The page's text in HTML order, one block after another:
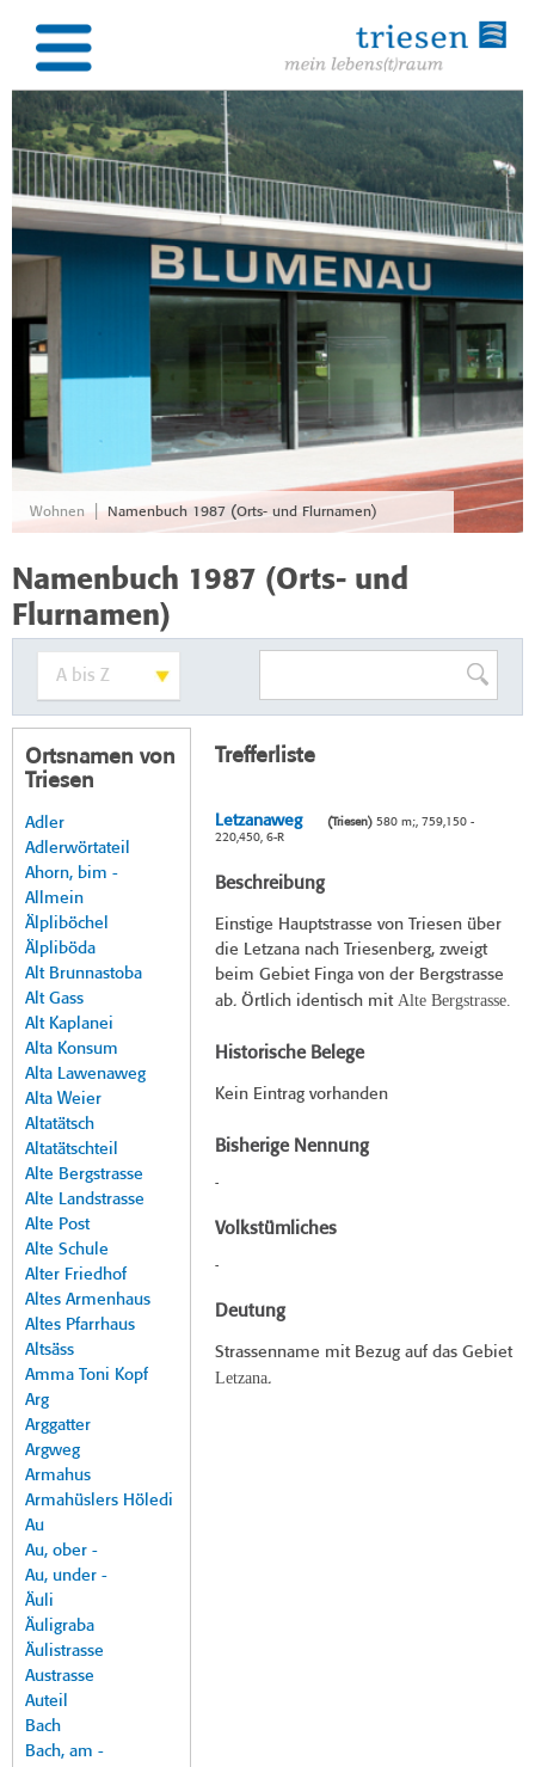
Wohnen Namenbuch 1987 (Orts- und Flurnamen)
Namenbuch 1987 (Orts- und
Flurnamen)
Ortsnamen von
Triesen
Adler
Adlerwörtateil
Ahorn, bim -
Allmein
Älpliböchel
Älpliböda
Alt Brunnastoba
Alt Gass
Alt Kaplanei
Alta Konsum
Alta Lawenaweg
Alta Weier
Altatätsch
Altatätschteil
Alte Bergstrasse
Alte Landstrasse
Alte Post
Alte Schule
Alter Friedhof
Altes Armenhaus
Altes Pfarrhaus
Altsäss
Amma Toni Kopf
Arg
Arggatter
Argweg
Armahus
Armahüslers Höledi
Au
Au, ober -
Au, under -
Äuli
Äuligraba
Äulistrasse
Austrasse
Auteil
Bach
Bach, am -
Trefferliste
Letzanaweg (Triesen)580 m;, 759,150 -
220,450, 6-R
Beschreibung
Einstige Hauptstrasse von Triesen über
die Letzana nach Triesenberg, zweigt
beim Gebiet Finga von der Bergstrasse
ab. Örtlich identisch mit Alte Bergstrasse.
Historische Belege
Kein Eintrag vorhanden
Bisherige Nennung
-
Volkstümliches
-
Deutung
Strassenname mit Bezug auf das Gebiet
Letzana.